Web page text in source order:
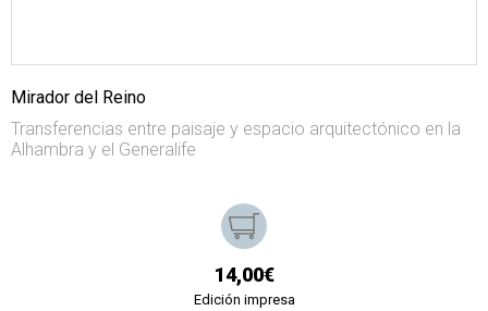
Mirador del Reino
Transferencias entre paisaje y espacio arquitectónico en la
Alhambra y el Generalife
14,00€
Edición impresa